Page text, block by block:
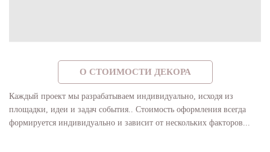
О СТОИМОСТИ ДЕКОРА
Каждый проект мы разрабатываем индивидуально, исходя из
площадки, идеи и задач события.. Стоимость оформления всегда
формируется индивидуально и зависит от нескольких факторов...